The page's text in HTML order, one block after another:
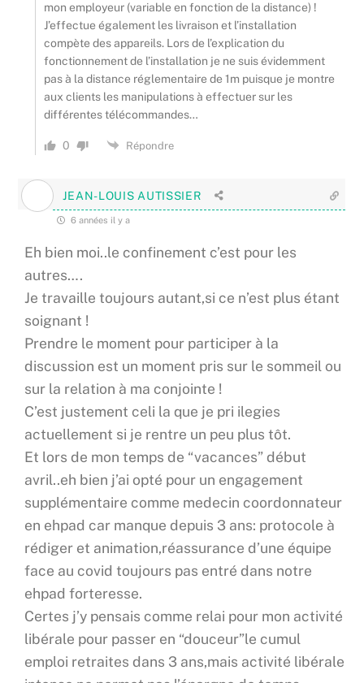
mon employeur (variable en fonction de la distance) !
J’effectue également les livraison et l’installation
compète des appareils. Lors de l’explication du
fonctionnement de l’installation je ne suis évidemment
pas à la distance réglementaire de 1m puisque je montre
aux clients les manipulations à effectuer sur les
différentes télécommandes…
0 Répondre
JEAN-LOUIS AUTISSIER
6 années il y a
Eh bien moi..le confinement c’est pour les
autres….
Je travaille toujours autant,si ce n’est plus étant
soignant !
Prendre le moment pour participer à la
discussion est un moment pris sur le sommeil ou
sur la relation à ma conjointe !
C’est justement celi la que je pri ilegies
actuellement si je rentre un peu plus tôt.
Et lors de mon temps de “vacances” début
avril..eh bien j’ai opté pour un engagement
supplémentaire comme medecin coordonnateur
en ehpad car manque depuis 3 ans: protocole à
rédiger et animation,réassurance d’une équipe
face au covid toujours pas entré dans notre
ehpad forteresse.
Certes j’y pensais comme relai pour mon activité
libérale pour passer en “douceur”le cumul
emploi retraites dans 3 ans,mais activité libérale